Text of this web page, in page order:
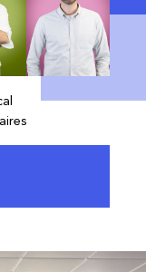
100% DU MARCHÉ ET